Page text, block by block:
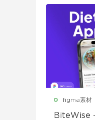
figma素材
BiteWise